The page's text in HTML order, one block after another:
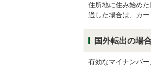
住所地に住み始め
過した場合は、カー
国外転出の場
有効なマイナンバ